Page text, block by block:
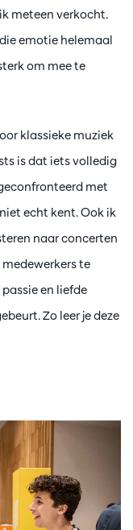
meteen verkocht.
emotie helemaal
om mee te
klassieke muziek
is dat iets volledig
met
echt kent. Ook ik
naar concerten
te
en liefde
Zo leer je deze